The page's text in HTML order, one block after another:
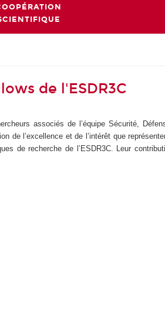
de l'ESDR3C
associés de l’équipe Sécurité,
de l’excellence et de l’intérêt que
de recherche de l’ESDR3C. Leur